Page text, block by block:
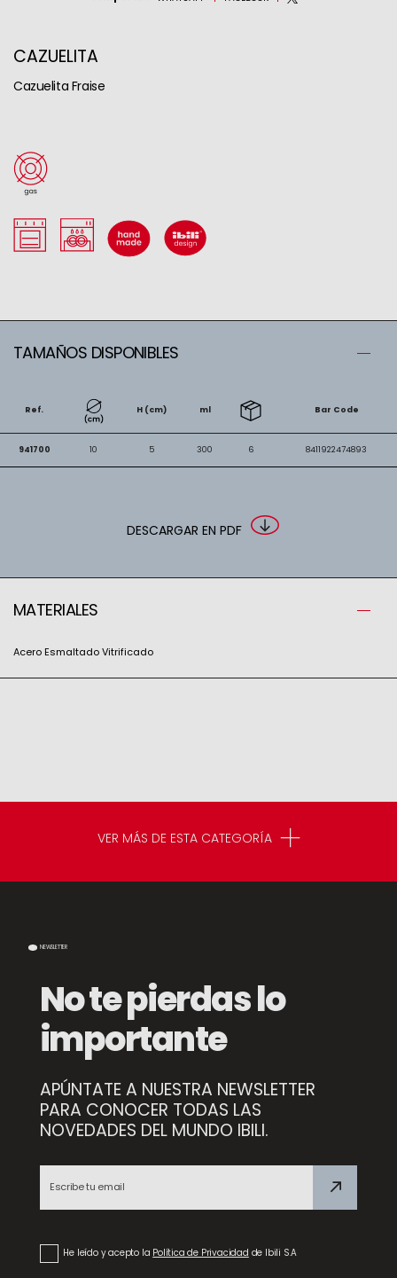
CAZUELITA
Cazuelita Fraise
TAMAÑOS DISPONIBLES
Ref. H (cm) ml Bar Code
941700 10 5 300 6 8411922474893
DESCARGAR EN PDF
MATERIALES
Acero Esmaltado Vitrificado
VER MÁS DE ESTA CATEGORÍA
NEWSLETTER
No te pierdas lo
importante
APÚNTATE A NUESTRA NEWSLETTER
PARA CONOCER TODAS LAS
NOVEDADES DEL MUNDO IBILI.
He leído y acepto la Política de Privacidad de Ibili S.A